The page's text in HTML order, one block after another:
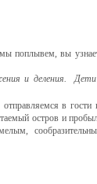
поплывем, вы
и деления.
в
остров и